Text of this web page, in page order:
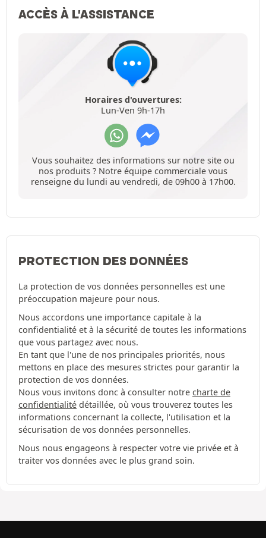
ACCÈS À L'ASSISTANCE
Horaires d'ouvertures:
Lun-Ven 9h-17h
Vous souhaitez des informations sur notre site ou
nos produits ? Notre équipe commerciale vous
renseigne du lundi au vendredi, de 09h00 à 17h00.
PROTECTION DES DONNÉES
La protection de vos données personnelles est une
préoccupation majeure pour nous.
Nous accordons une importance capitale à la
confidentialité et à la sécurité de toutes les informations
que vous partagez avec nous.
En tant que l'une de nos principales priorités, nous
mettons en place des mesures strictes pour garantir la
protection de vos données.
Nous vous invitons donc à consulter notre charte de
confidentialité détaillée, où vous trouverez toutes les
informations concernant la collecte, l'utilisation et la
sécurisation de vos données personnelles.
Nous nous engageons à respecter votre vie privée et à
traiter vos données avec le plus grand soin.